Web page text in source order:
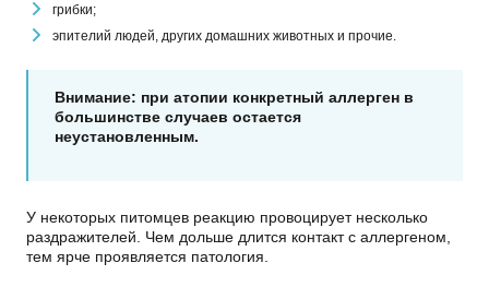
грибки;
эпителий людей, других домашних животных и прочие.
Внимание: при атопии конкретный аллерген в
большинстве случаев остается
неустановленным.
У некоторых питомцев реакцию провоцирует несколько
раздражителей. Чем дольше длится контакт с аллергеном,
тем ярче проявляется патология.